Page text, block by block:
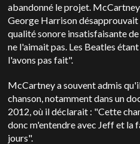
abandonné le projet.
George Harrison désapprouvait
qualité sonore insatisfaisante
ne l'aimait pas. Les Beatles
l'avons pas fait".
McCartney a souvent admis
chanson, notamment dans un
2012, où il déclarait : "Cette
donc m'entendre avec Jeff et la
jours".